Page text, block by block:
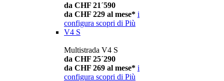
da CHF 21´590
da CHF 229 al mese* i
configura scopri di Più
V4 S
Multistrada V4 S
da CHF 25´290
da CHF 269 al mese* i
configura scopri di Più